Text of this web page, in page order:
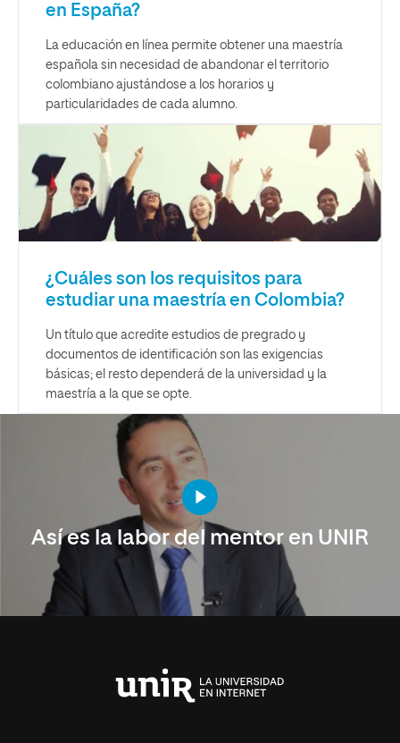
en España?
La educación en línea permite obtener una maestría
española sin necesidad de abandonar el territorio
colombiano ajustándose a los horarios y
particularidades de cada alumno.
¿Cuáles son los requisitos para
estudiar una maestría en Colombia?
Un título que acredite estudios de pregrado y
documentos de identificación son las exigencias
básicas; el resto dependerá de la universidad y la
maestría a la que se opte.
Así es la labor del mentor en UNIR